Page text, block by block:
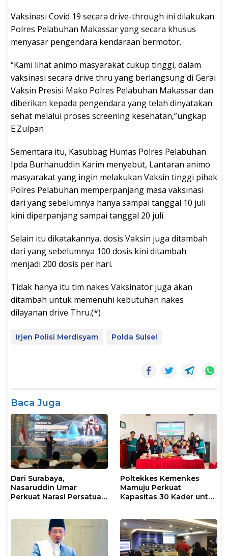
Vaksinasi Covid 19 secara drive-through ini dilakukan
Polres Pelabuhan Makassar yang secara khusus
menyasar pengendara kendaraan bermotor.
“Kami lihat animo masyarakat cukup tinggi, dalam
vaksinasi secara drive thru yang berlangsung di Gerai
Vaksin Presisi Mako Polres Pelabuhan Makassar dan
diberikan kepada pengendara yang telah dinyatakan
sehat melalui proses screening kesehatan,”ungkap
E.Zulpan
Sementara itu, Kasubbag Humas Polres Pelabuhan
Ipda Burhanuddin Karim menyebut, Lantaran animo
masyarakat yang ingin melakukan Vaksin tinggi pihak
Polres Pelabuhan memperpanjang masa vaksinasi
dari yang sebelumnya hanya sampai tanggal 10 juli
kini diperpanjang sampai tanggal 20 juli.
Selain itu dikatakannya, dosis Vaksin juga ditambah
dari yang sebelumnya 100 dosis kini ditambah
menjadi 200 dosis per hari.
Tidak hanya itu tim nakes Vaksinator juga akan
ditambah untuk memenuhi kebutuhan nakes
dilayanan drive Thru.(*)
Irjen Polisi Merdisyam Polda Sulsel
Baca Juga
Dari Surabaya,
Nasaruddin Umar
Perkuat Narasi Persatuan
Poltekkes Kemenkes
Mamuju Perkuat
Kapasitas 30 Kader untuk